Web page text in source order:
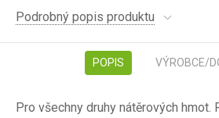
Podrobný popis produktu
POPIS VÝROBCE/
Pro všechny druhy nátěrových hmot.